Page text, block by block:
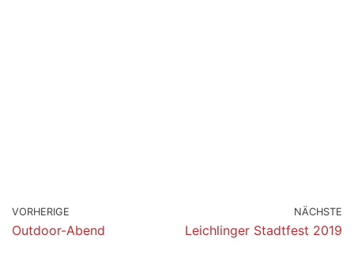
VORHERIGE
Outdoor-Abend
NÄCHSTE
Leichlinger Stadtfest 2019